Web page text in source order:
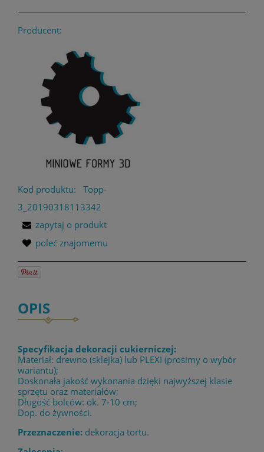
Producent:
Kod produktu:
Topp-
3_20190318113342
zapytaj o produkt
poleć znajomemu
OPIS
Specyfikacja dekoracji cukierniczej:
Materiał: drewno (sklejka) lub PLEXI (prosimy o wybór
wariantu);
Doskonała jakość wykonania dzięki najwyższej klasie
sprzętu oraz materiałów;
Długość bolców: ok. 7-10 cm;
Dop. do żywności.
Przeznaczenie: dekoracja tortu.